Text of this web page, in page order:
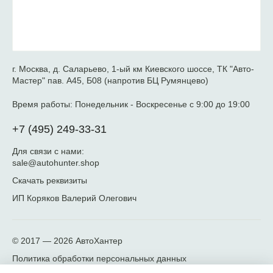
г. Москва, д. Саларьево, 1-ый км Киевского шоссе, ТК "Авто-
Мастер" пав. А45, Б08 (напротив БЦ Румянцево)
Время работы: Понедельник - Воскресенье с 9:00 до 19:00
+7 (495) 249-33-31
Для связи с нами:
sale@autohunter.shop
Скачать реквизиты
ИП Коряков Валерий Олегович
© 2017 — 2026 АвтоХантер
Политика обработки персональных данных